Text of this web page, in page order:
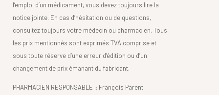
l’emploi d’un médicament, vous devez toujours lire la
notice jointe. En cas d’hésitation ou de questions,
consultez toujours votre médecin ou pharmacien. Tous
les prix mentionnés sont exprimés TVA comprise et
sous toute réserve d’une erreur d’édition ou d’un
changement de prix émanant du fabricant.
PHARMACIEN RESPONSABLE :: François Parent